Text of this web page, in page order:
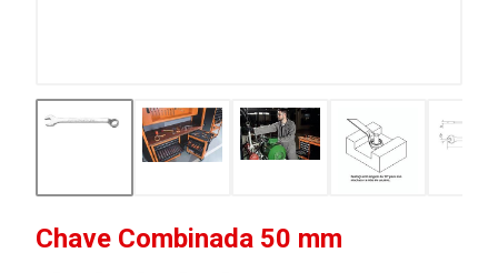
Chave Combinada 50 mm